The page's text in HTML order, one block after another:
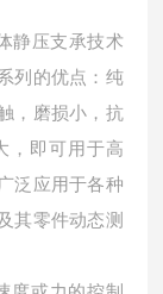
静压支承技术
列的优点：纯
，磨损小，抗
，即可用于高
泛应用于各种
其零件动态测